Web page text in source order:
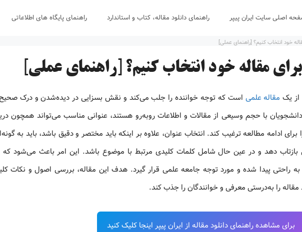
اصلی سایت ایران پیپر راهنمای دانلود مقاله، کتاب و استاندارد راهنمای پایگاه های اطلاعاتی
خود انتخاب کنیم؟ [راهنمای عملی]
مقاله خود انتخاب کنیم؟ [راهنمای عملی]
یک مقاله علمی است که توجه خواننده را جلب می‌کند و نقش بسزایی در دیده‌شدن و درک
با حجم وسیعی از مقالات و اطلاعات روبه‌رو هستند، عنوانی مناسب می‌تواند همچون
ادامه مطالعه ترغیب کند. انتخاب عنوان، علاوه بر اینکه باید مختصر و دقیق باشد، باید به
دهد و در عین حال شامل کلمات کلیدی مرتبط با موضوع باشد. این امر باعث می‌شود که
راحتی پیدا شده و مورد توجه جامعه علمی قرار گیرد. هدف این مقاله، بررسی اصول و نکات
را به‌درستی معرفی و خوانندگان را جذب کند.
برای مشاهده راهنمای دانلود مقاله از ایران پیپر اینجا کلیک کنید